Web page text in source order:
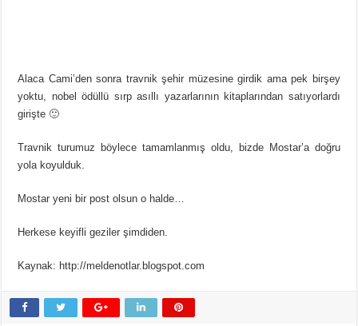
Alaca Cami’den sonra travnik şehir müzesine girdik ama pek birşey
yoktu, nobel ödüllü sırp asıllı yazarlarının kitaplarından satıyorlardı
girişte 🙂
Travnik turumuz böylece tamamlanmış oldu, bizde Mostar’a doğru
yola koyulduk.
Mostar yeni bir post olsun o halde…
Herkese keyifli geziler şimdiden.
Kaynak: http://meldenotlar.blogspot.com